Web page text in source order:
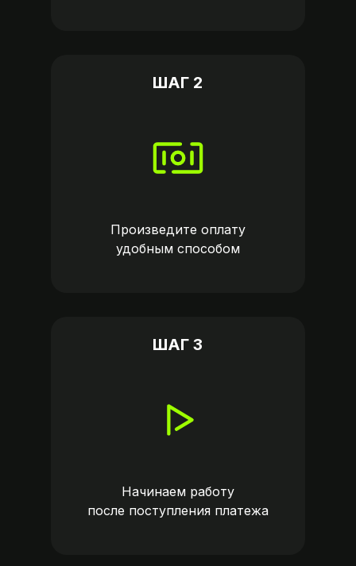
Произведите оплату
удобным способом
Начинаем работу
после поступления платежа
ШАГ 2
ШАГ 3